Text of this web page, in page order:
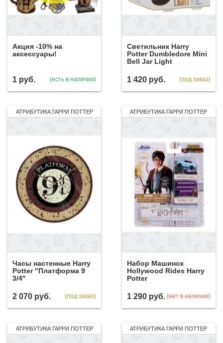
Акция -10% на
аксессуары!
1 руб. (есть в наличии)
Светильник Harry
Potter Dumbledore Mini
Bell Jar Light
1 420 руб. (под заказ)
АТРИБУТИКА ГАРРИ ПОТТЕР
Часы настенные Harry
Potter "Платформа 9
3/4"
2 070 руб. (под заказ)
АТРИБУТИКА ГАРРИ ПОТТЕР
Набор Машинок
Hollywood Rides Harry
Potter
1 290 руб. (нет в наличии)
АТРИБУТИКА ГАРРИ ПОТТЕР АТРИБУТИКА ГАРРИ ПОТТЕР